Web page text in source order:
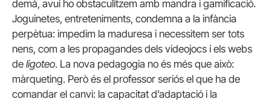
demà, avui ho obstaculitzem amb mandra i gamificació.
Joguinetes, entreteniments, condemna a la infància
perpètua: impedim la maduresa i necessitem ser tots
nens, com a les propagandes dels videojocs i els webs
de ligoteo. La nova pedagogia no és més que això:
màrqueting. Però és el professor seriós el que ha de
comandar el canvi: la capacitat d’adaptació i la